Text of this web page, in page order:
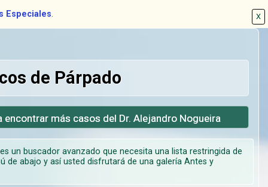
X
Especiales.
de Párpado
más casos del Dr. Alejandro Nogueira
un buscador avanzado que necesita una lista restringida de
abajo y así usted disfrutará de una galería Antes y